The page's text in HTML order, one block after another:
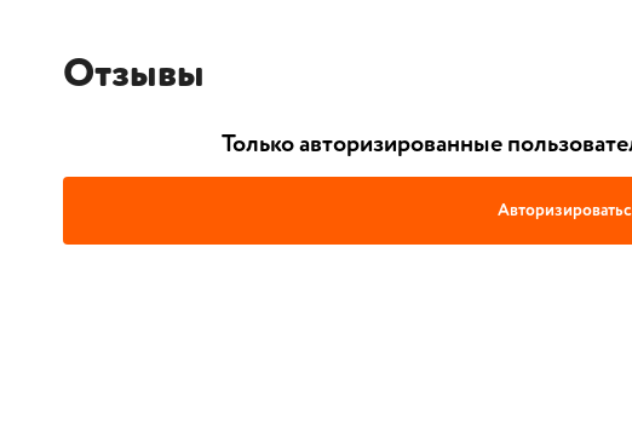
Отзывы
Только авторизированные